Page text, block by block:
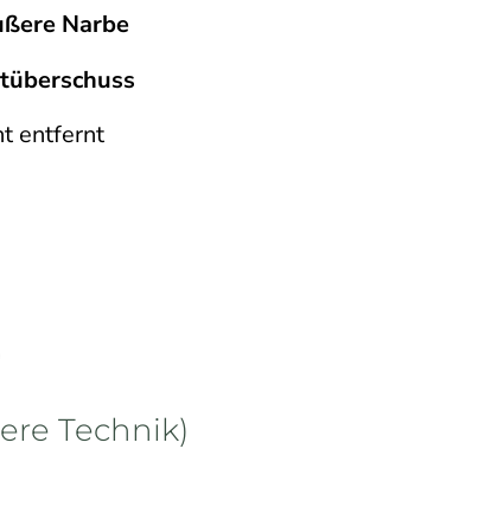
Narbe
entfernt
Technik)